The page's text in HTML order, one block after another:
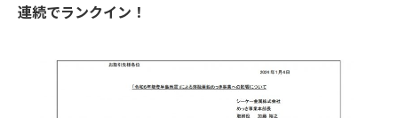
連続でランクイン！